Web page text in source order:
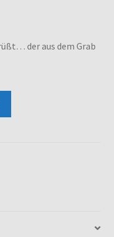
der aus dem Grab